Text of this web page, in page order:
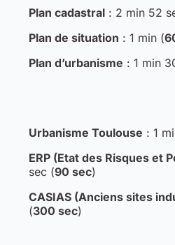
Plan cadastral: 2 min 52
Plan de situation : 1 min (
Plan d’urbanisme : 1 min
Urbanisme Toulouse : 1
ERP (Etat des Risques et
sec (90 sec)
CASIAS (Anciens sites
(300 sec)